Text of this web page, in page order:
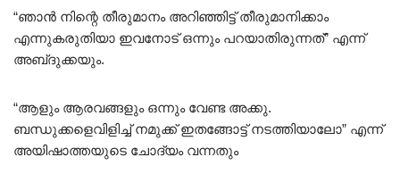
“ഞാൻ നിന്റെ തീരുമാനം അറിഞ്ഞിട്ട് തീരുമാനിക്കാം
എന്നുകരുതിയാ ഇവനോട് ഒന്നും പറയാതിരുന്നത്” എന്ന്
അബ്‌ദുക്കയും.
“ആളും ആരവങ്ങളും ഒന്നും വേണ്ട അക്കു.
ബന്ധുക്കളെവിളിച്ച് നമുക്ക് ഇതങ്ങോട്ട് നടത്തിയാലോ” എന്ന്
അയിഷാത്തയുടെ ചോദ്യം വന്നതും